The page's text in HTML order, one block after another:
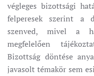
végleges bizottsági
felperesek szerint a
szenved, mivel a
megfelelően
Bizottság döntése
javasolt témakör sem